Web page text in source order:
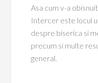
Asa cum v-a
Intercer este locul
despre biserica si
precum si multe
general.